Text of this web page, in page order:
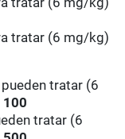
tratar (6 mg/kg)
tratar (6
100
tratar (6